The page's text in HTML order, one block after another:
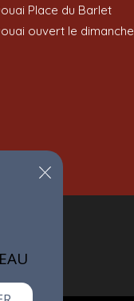
Place du Barlet
ouvert le dimanche